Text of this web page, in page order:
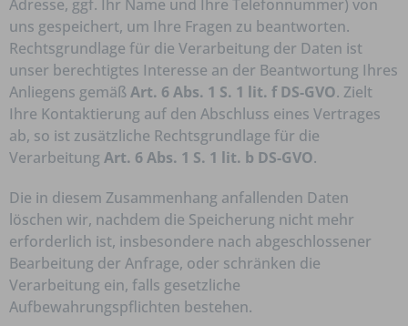
Adresse, ggf. Ihr Name und Ihre Telefonnummer) von
uns gespeichert, um Ihre Fragen zu beantworten.
Rechtsgrundlage für die Verarbeitung der Daten ist
unser berechtigtes Interesse an der Beantwortung Ihres
Anliegens gemäßArt. 6 Abs. 1 S. 1 lit. f DS-GVO. Zielt
Ihre Kontaktierung auf den Abschluss eines Vertrages
ab, so ist zusätzliche Rechtsgrundlage für die
Verarbeitung Art. 6 Abs. 1 S. 1 lit. b DS-GVO.
Die in diesem Zusammenhang anfallenden Daten
löschen wir, nachdem die Speicherung nicht mehr
erforderlich ist, insbesondere nach abgeschlossener
Bearbeitung der Anfrage, oder schränken die
Verarbeitung ein, falls gesetzliche
Aufbewahrungspflichten bestehen.